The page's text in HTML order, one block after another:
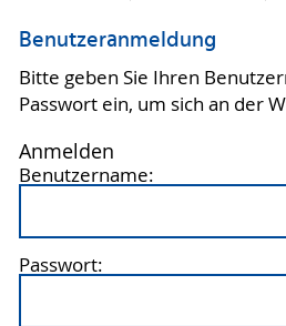
Benutzeranmeldung
Bitte geben Sie Ihren
Passwort ein, um sich an der
Anmelden
Benutzername:
Passwort: